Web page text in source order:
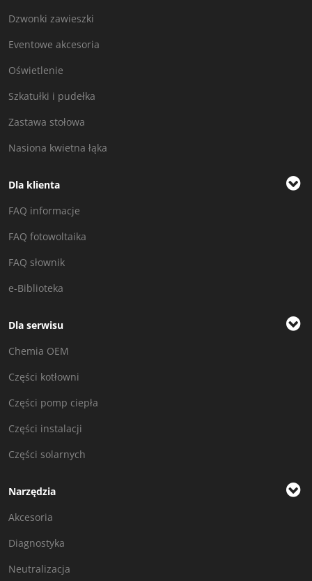
Dzwonki zawieszki
Eventowe akcesoria
Oświetlenie
Szkatułki i pudełka
Zastawa stołowa
Nasiona kwietna łąka
Dla klienta
FAQ informacje
FAQ fotowoltaika
FAQ słownik
e-Biblioteka
Dla serwisu
Chemia OEM
Części kotłowni
Części pomp ciepła
Części instalacji
Części solarnych
Narzędzia
Akcesoria
Diagnostyka
Neutralizacja